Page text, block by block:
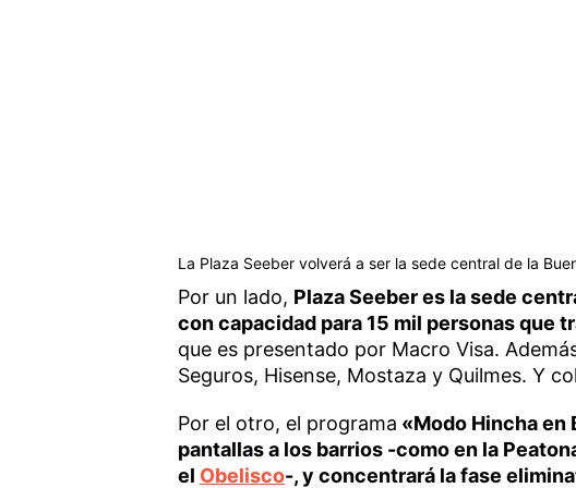
La Plaza Seeber volverá a ser la sede central de la
Por un lado, Plaza Seeber es la sede
con capacidad para 15 mil personas que
que es presentado por Macro Visa.
Seguros, Hisense, Mostaza y Quilmes. Y
Por el otro, el programa «Modo Hincha en
pantallas a los barrios -como en la
el Obelisco-, y concentrará la fase